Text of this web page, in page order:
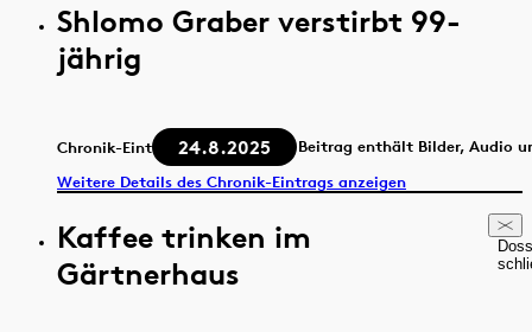
Shlomo Graber verstirbt 99-
jährig
Chronik-Eintrag 24.8.2025
Beitrag enthält Bilder, Audio
Weitere Details des Chronik-Eintrags anzeigen
Kaffee trinken im
Gärtnerhaus